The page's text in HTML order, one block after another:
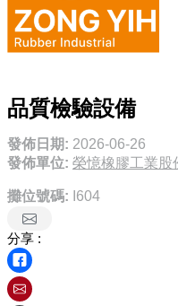
品質檢驗設備
發佈日期: 2026-06-26
發佈單位: 榮憶橡膠工業股
攤位號碼: I604
分享 :